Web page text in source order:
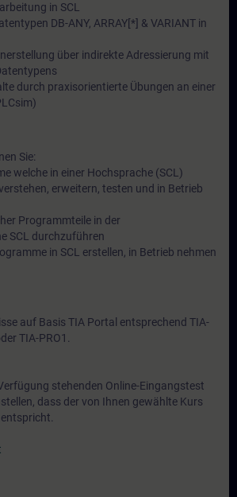
in SCL
DB-ANY, ARRAY[*] & VARIANT in
über indirekte Adressierung mit
durch praxisorientierte Übungen an einer
Sie:
welche in einer Hochsprache (SCL)
erweitern, testen und in Betrieb
Programmteile in der
SCL durchzuführen
in SCL erstellen, in Betrieb nehmen
auf Basis TIA Portal entsprechend TIA-
TIA-PRO1.
stehenden Online-Eingangstest
dass der von Ihnen gewählte Kurs